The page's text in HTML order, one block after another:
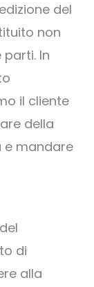
del
non
In
il cliente
della
e mandare
di
alla